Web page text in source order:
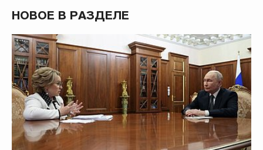
НОВОЕ В РАЗДЕЛЕ